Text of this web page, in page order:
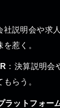
社説明会や求
惹く。
：決算説明
らう。
ラットフォー